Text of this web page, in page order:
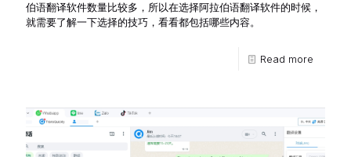
伯语翻译软件数量比较多，所以在选择阿拉伯语翻译软件的时候，
就需要了解一下选择的技巧，看看都包括哪些内容。
Read more